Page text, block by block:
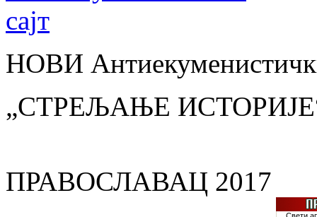
НОВИ
„СТРЕЉАЊЕ
ПРАВОСЛАВАЦ 2017